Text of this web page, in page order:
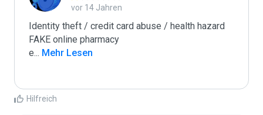
vor 14 Jahren
Identity theft / credit card abuse / health hazard
FAKE online pharmacy
e... Mehr Lesen
Hilfreich